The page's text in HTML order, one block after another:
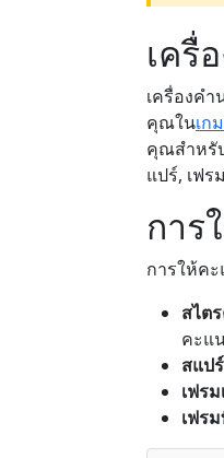
เครื่
เครื่องค
คุณในเกม
คุณสำหรั
แปร์, เฟ
การ
การให้ค
สไต
คะแ
สแป
เฟร
เฟร